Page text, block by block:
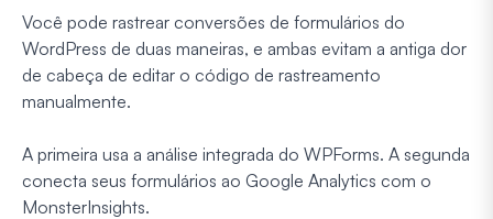
Você pode rastrear conversões de formulários do
WordPress de duas maneiras, e ambas evitam a antiga dor
de cabeça de editar o código de rastreamento
manualmente.
A primeira usa a análise integrada do WPForms. A segunda
conecta seus formulários ao Google Analytics com o
MonsterInsights.